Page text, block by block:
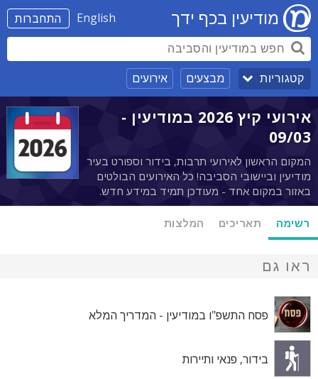
התחברות English מודיעין בכף ידך
קטגוריות מבצעים אירועים
אירועי קיץ 2026 במודיעין -
09/03
המקום הראשון לאירועי תרבות, בידור וספורט בעיר
מודיעין וביישובי הסביבה! כל האירועים הבולטים
באזור במקום אחד - מעודכן תמיד במידע חדש.
רשימה תאריכים המלצות
ראו גם
פסח התשפ"ו במודיעין - המדריך המלא
בידור, פנאי ותיירות